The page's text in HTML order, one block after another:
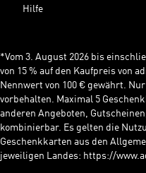
Hilfe
*Vom 3. August 2026 bis
von 15 % auf den Kaufpreis von
Nennwert von 100 € gewährt.
vorbehalten. Maximal 5
anderen Angeboten,
kombinierbar. Es gelten die
Geschenkkarten aus den
jeweiligen Landes: https://